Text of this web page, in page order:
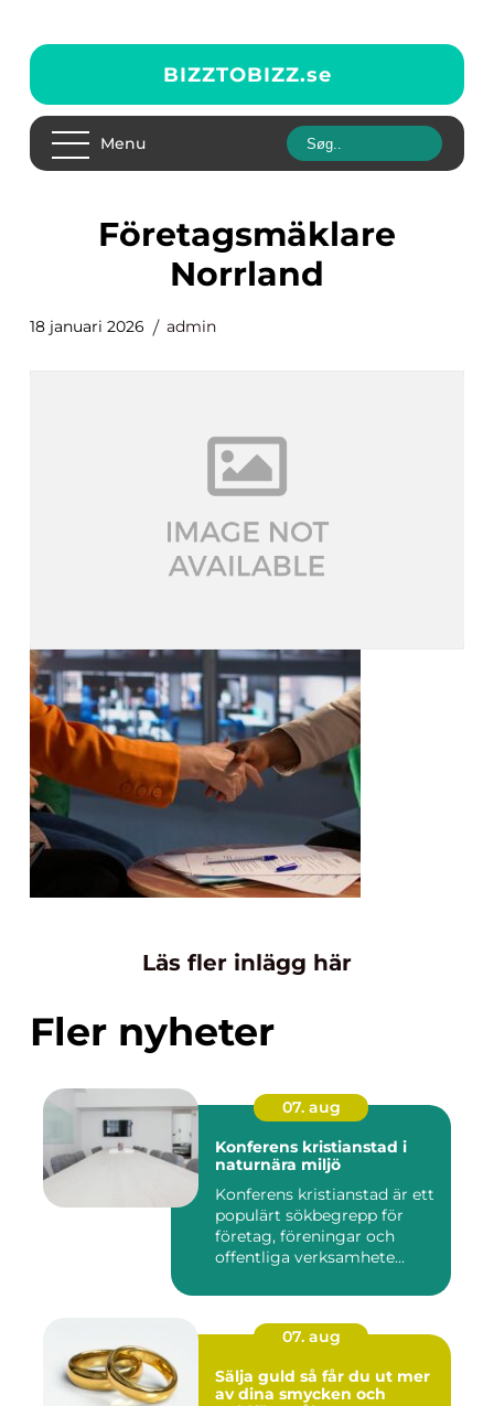
BIZZTOBIZZ.se
Menu
Företagsmäklare
Norrland
18 januari 2026 admin
Läs fler inlägg här
Fler nyheter
07. aug
Konferens kristianstad i
naturnära miljö
Konferens kristianstad är ett
populärt sökbegrepp för
företag, föreningar och
offentliga verksamhete...
07. aug
Sälja guld så får du ut mer
av dina smycken och